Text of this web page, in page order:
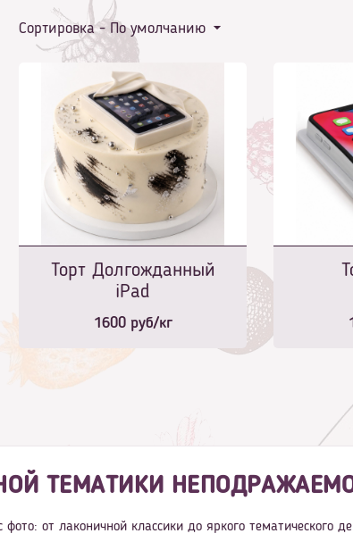
Сортировка -По умолчанию
Торт Долгожданный
iPad
1600руб/кг
ТЕМАТИКИ
фото: от лаконичной классики до яркого